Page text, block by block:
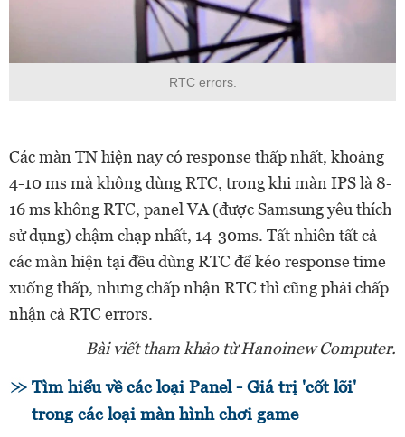
RTC errors.
Các màn TN hiện nay có response thấp nhất, khoảng
4-10 ms mà không dùng RTC, trong khi màn IPS là 8-
16 ms không RTC, panel VA (được Samsung yêu thích
sử dụng) chậm chạp nhất, 14-30ms. Tất nhiên tất cả
các màn hiện tại đều dùng RTC để kéo response time
xuống thấp, nhưng chấp nhận RTC thì cũng phải chấp
nhận cả RTC errors.
Bài viết tham khảo từ Hanoinew Computer.
Tìm hiểu về các loại Panel - Giá trị 'cốt lõi'
trong các loại màn hình chơi game